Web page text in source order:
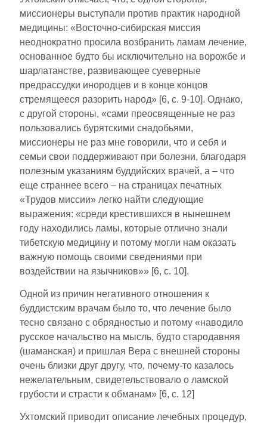
миссионеры выступали против практик народной
медицины: «Восточно-сибирская миссия
неоднократно просила возбранить ламам лечение,
основанное будто бы исключительно на ворожбе и
шарлатанстве, развивающее суеверные
предрассудки инородцев и в конце концов
стремящееся разорить народ» [6, с. 9-10]. Однако,
с другой стороны, «сами преосвященные не раз
пользовались бурятскими снадобьями,
миссионеры не раз мне говорили, что и себя и
семьи свои поддерживают при болезни, благодаря
полезным указаниям буддийских врачей, а – что
еще страннее всего – на страницах печатных
«Трудов миссии» легко найти следующие
выражения: «среди крестившихся в нынешнем
году находились ламы, которые отлично знали
тибетскую медицину и потому могли нам оказать
важную помощь своими сведениями при
воздействии на язычников»» [6, с. 10].
Одной из причин негативного отношения к
буддистским врачам было то, что лечение было
тесно связано с обрядностью и потому «наводило
русское на­чальство на мысль, будто стародавняя
(шаманская) и пришлая Вера с внешней стороны
очень близки друг другу, что, по­чему-то казалось
нежелательным, свидетельствовало о ламской
грубости и страсти к обманам» [6, с. 12]
Ухтомский приводит описание лечебных процедур,